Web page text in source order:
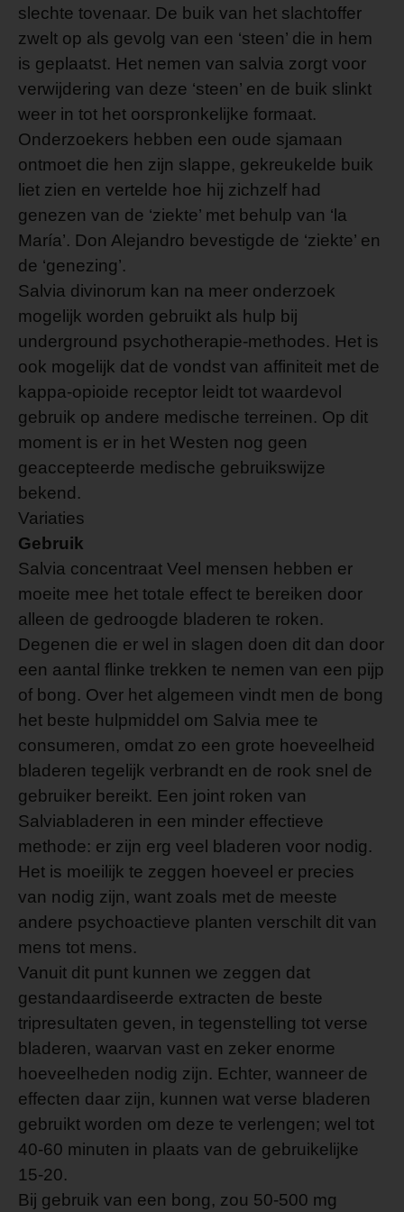
slechte tovenaar. De buik van het slachtoffer
zwelt op als gevolg van een ‘steen’ die in hem
is geplaatst. Het nemen van salvia zorgt voor
verwijdering van deze ‘steen’ en de buik slinkt
weer in tot het oorspronkelijke formaat.
Onderzoekers hebben een oude sjamaan
ontmoet die hen zijn slappe, gekreukelde buik
liet zien en vertelde hoe hij zichzelf had
genezen van de ‘ziekte’ met behulp van ‘la
María’. Don Alejandro bevestigde de ‘ziekte’ en
de ‘genezing’.
Salvia divinorum kan na meer onderzoek
mogelijk worden gebruikt als hulp bij
underground psychotherapie-methodes. Het is
ook mogelijk dat de vondst van affiniteit met de
kappa-opioide receptor leidt tot waardevol
gebruik op andere medische terreinen. Op dit
moment is er in het Westen nog geen
geaccepteerde medische gebruikswijze
bekend.
Variaties
Gebruik
Salvia concentraat Veel mensen hebben er
moeite mee het totale effect te bereiken door
alleen de gedroogde bladeren te roken.
Degenen die er wel in slagen doen dit dan door
een aantal flinke trekken te nemen van een pijp
of bong. Over het algemeen vindt men de bong
het beste hulpmiddel om Salvia mee te
consumeren, omdat zo een grote hoeveelheid
bladeren tegelijk verbrandt en de rook snel de
gebruiker bereikt. Een joint roken van
Salviabladeren in een minder effectieve
methode: er zijn erg veel bladeren voor nodig.
Het is moeilijk te zeggen hoeveel er precies
van nodig zijn, want zoals met de meeste
andere psychoactieve planten verschilt dit van
mens tot mens.
Vanuit dit punt kunnen we zeggen dat
gestandaardiseerde extracten de beste
tripresultaten geven, in tegenstelling tot verse
bladeren, waarvan vast en zeker enorme
hoeveelheden nodig zijn. Echter, wanneer de
effecten daar zijn, kunnen wat verse bladeren
gebruikt worden om deze te verlengen; wel tot
40-60 minuten in plaats van de gebruikelijke
15-20.
Bij gebruik van een bong, zou 50-500 mg